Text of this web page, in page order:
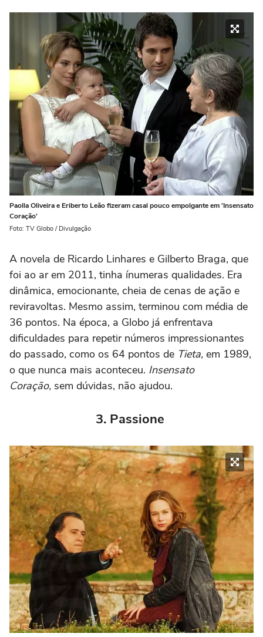
Paolla Oliveira e Eriberto Leão fizeram casal pouco empolgante em 'Insensato
Coração'
Foto: TV Globo / Divulgação
A novela de Ricardo Linhares e Gilberto Braga, que
foi ao ar em 2011, tinha ínumeras qualidades. Era
dinâmica, emocionante, cheia de cenas de ação e
reviravoltas. Mesmo assim, terminou com média de
36 pontos. Na época, a Globo já enfrentava
dificuldades para repetir números impressionantes
do passado, como os 64 pontos de Tieta, em 1989,
o que nunca mais aconteceu. Insensato
Coração, sem dúvidas, não ajudou.
3. Passione